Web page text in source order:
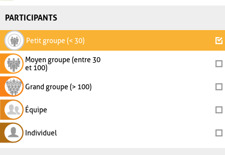
PARTICIPANTS
Petit groupe (< 30)
Moyen groupe (entre 30
et 100)
Grand groupe (> 100)
Équipe
Individuel